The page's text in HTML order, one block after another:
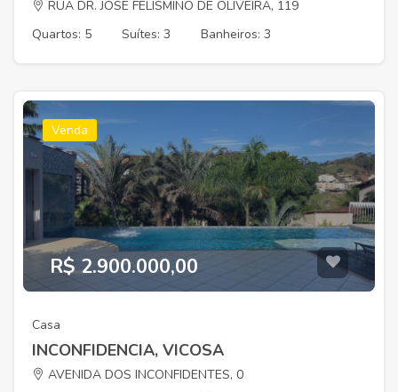
RUA DR. JOSE FELISMINO DE OLIVEIRA, 119
Quartos: 5
Suítes: 3 Banheiros: 3
Venda
R$ 2.900.000,00
Casa
INCONFIDENCIA, VICOSA
AVENIDA DOS INCONFIDENTES, 0